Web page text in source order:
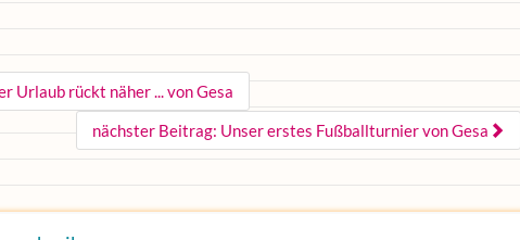
Urlaub rückt näher ... von Gesa
nächster Beitrag: Unser erstes Fußballturnier von Gesa